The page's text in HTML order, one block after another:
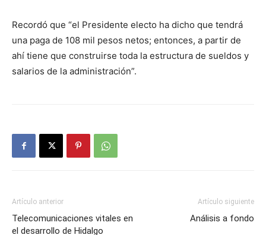
Recordó que “el Presidente electo ha dicho que tendrá
una paga de 108 mil pesos netos; entonces, a partir de
ahí tiene que construirse toda la estructura de sueldos y
salarios de la administración”.
Artículo anterior
Telecomunicaciones vitales en
el desarrollo de Hidalgo
Artículo siguiente
Análisis a fondo